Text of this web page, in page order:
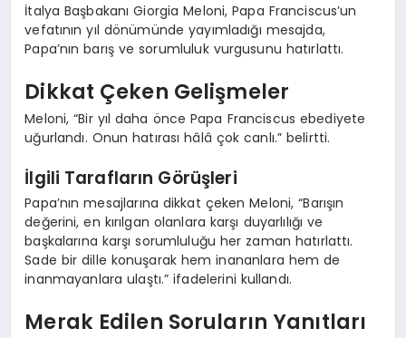
İtalya Başbakanı Giorgia Meloni, Papa Franciscus’un
vefatının yıl dönümünde yayımladığı mesajda,
Papa’nın barış ve sorumluluk vurgusunu hatırlattı.
Dikkat Çeken Gelişmeler
Meloni, “Bir yıl daha önce Papa Franciscus ebediyete
uğurlandı. Onun hatırası hâlâ çok canlı.” belirtti.
İlgili Tarafların Görüşleri
Papa’nın mesajlarına dikkat çeken Meloni, “Barışın
değerini, en kırılgan olanlara karşı duyarlılığı ve
başkalarına karşı sorumluluğu her zaman hatırlattı.
Sade bir dille konuşarak hem inananlara hem de
inanmayanlara ulaştı.” ifadelerini kullandı.
Merak Edilen Soruların Yanıtları